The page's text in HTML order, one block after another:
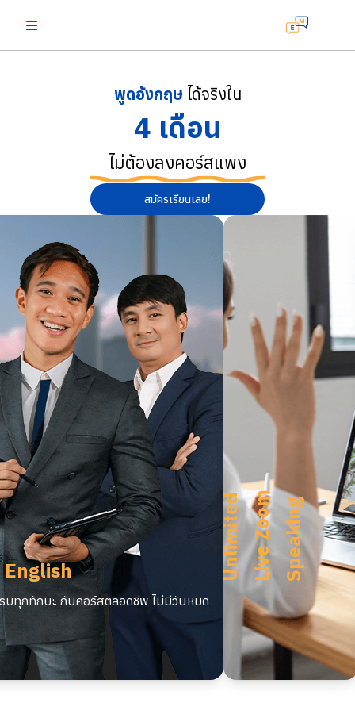
พูดอังกฤษ ได้จริงใน
4 เดือน
ไม่ต้องลงคอร์สแพง
สมัครเรียนเลย!
บทุกทักษะ กับคอร์สตลอดชีพ ไม่มีวันหมด
U
n
l
i
m
i
t
e
d
L
i
v
e
Z
o
om
S
p
e
a
k
i
n g